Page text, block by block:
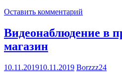
Оставить комментарий
Видеонаблюдение в
магазин
10.11.201910.11.2019 Borzzz24